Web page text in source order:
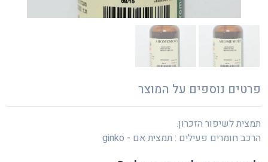
פרטים נוספים על המוצר
תמצית לשיפור הזכרון.
הרכב חומרים פעילים : תמצית אם - ginko